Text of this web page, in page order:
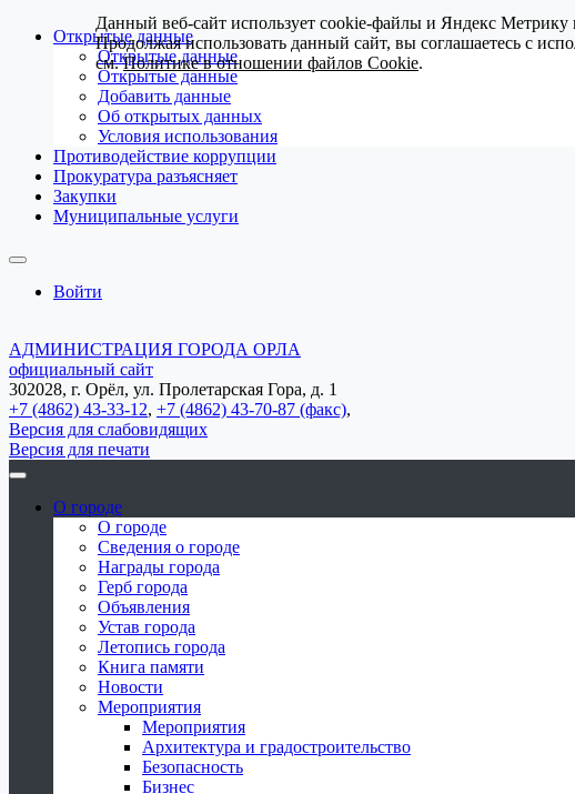
Открытые данные
Открытые данные
Открытые данные
Добавить данные
Об открытых данных
Условия использования
Противодействие коррупции
Прокуратура разъясняет
Закупки
Муниципальные услуги
Войти
АДМИНИСТРАЦИЯ ГОРОДА ОРЛА
официальный сайт
302028, г. Орёл, ул. Пролетарская Гора, д. 1
+7 (4862) 43-33-12, +7 (4862) 43-70-87 (факс),
Версия для слабовидящих
Версия для печати
О городе
О городе
Сведения о городе
Награды города
Герб города
Объявления
Устав города
Летопись города
Книга памяти
Новости
Мероприятия
Мероприятия
Архитектура и градостроительство
Безопасность
Бизнес
Данный веб-сайт использует cookie-файлы и Яндекс Метрику
Продолжая использовать данный сайт, вы соглашаетесь с
см.Политике в отношении файлов Cookie.